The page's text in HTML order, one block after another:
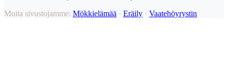
Muita sivustojamme: Mökkielämää · Eräily · Vaatehöyrystin